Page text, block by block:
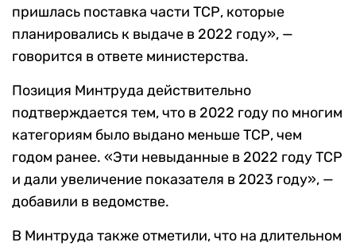
пришлась поставка части ТСР, которые
планировались к выдаче в 2022 году», —
говорится в ответе министерства.
Позиция Минтруда действительно
подтверждается тем, что в 2022 году по многим
категориям было выдано меньше ТСР, чем
годом ранее. «Эти невыданные в 2022 году ТСР
и дали увеличение показателя в 2023 году», —
добавили в ведомстве.
В Минтруда также отметили, что на длительном